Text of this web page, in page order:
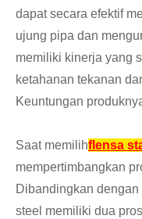
dapat secara efektif
ujung pipa dan
memiliki kinerja yang
ketahanan tekanan
Keuntungan
Saat memilihflensa
mempertimbangkan
Dibandingkan
steel memiliki dua